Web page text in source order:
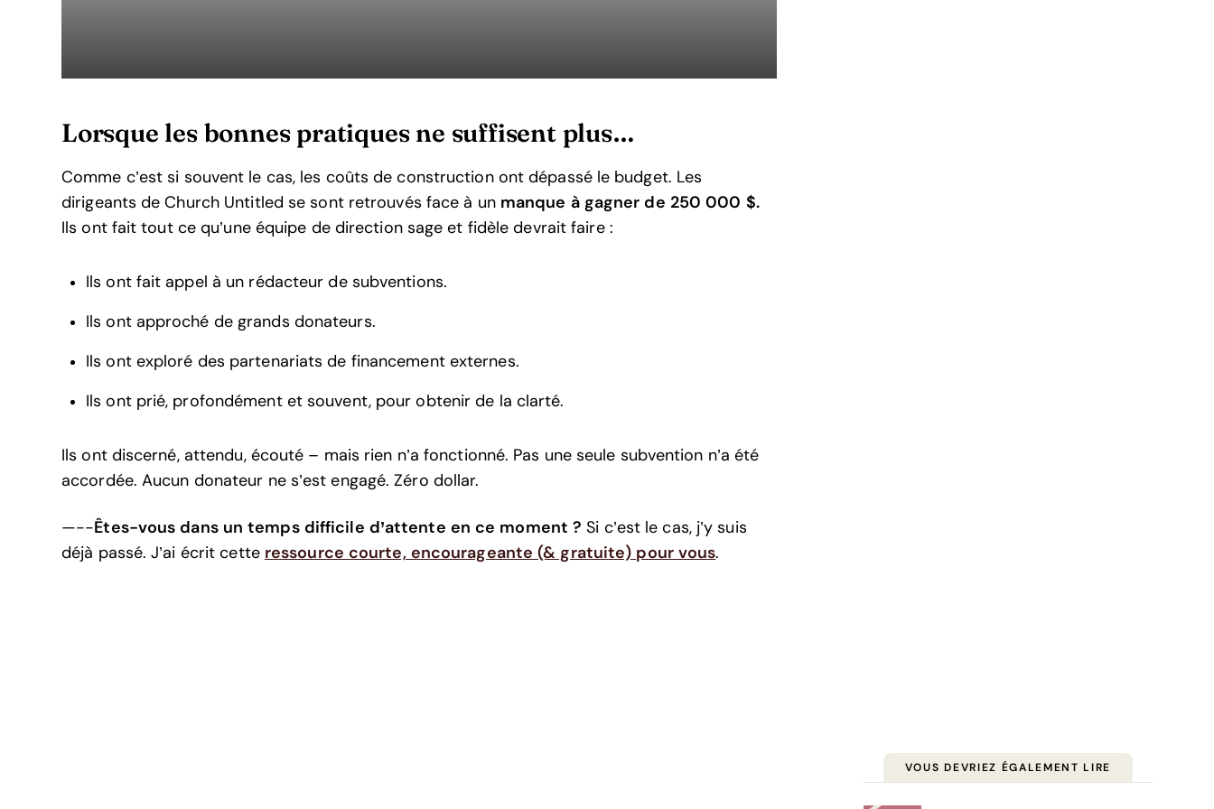
Lorsque les bonnes pratiques ne suffisent plus…
Comme c’est si souvent le cas, les coûts de construction ont dépassé le budget. Les
dirigeants de Church Untitled se sont retrouvés face à un manque à gagner de 250 000 $.
Ils ont fait tout ce qu’une équipe de direction sage et fidèle devrait faire :
Ils ont fait appel à un rédacteur de subventions.
Ils ont approché de grands donateurs.
Ils ont exploré des partenariats de financement externes.
Ils ont prié, profondément et souvent, pour obtenir de la clarté.
Ils ont discerné, attendu, écouté – mais rien n’a fonctionné. Pas une seule subvention n’a été
accordée. Aucun donateur ne s’est engagé. Zéro dollar.
—--Êtes-vous dans un temps difficile d’attente en ce moment ? Si c’est le cas, j’y suis
déjà passé. J’ai écrit cette ressource courte, encourageante (& gratuite) pour vous.
VOUS DEVRIEZ ÉGALEMENT LIRE